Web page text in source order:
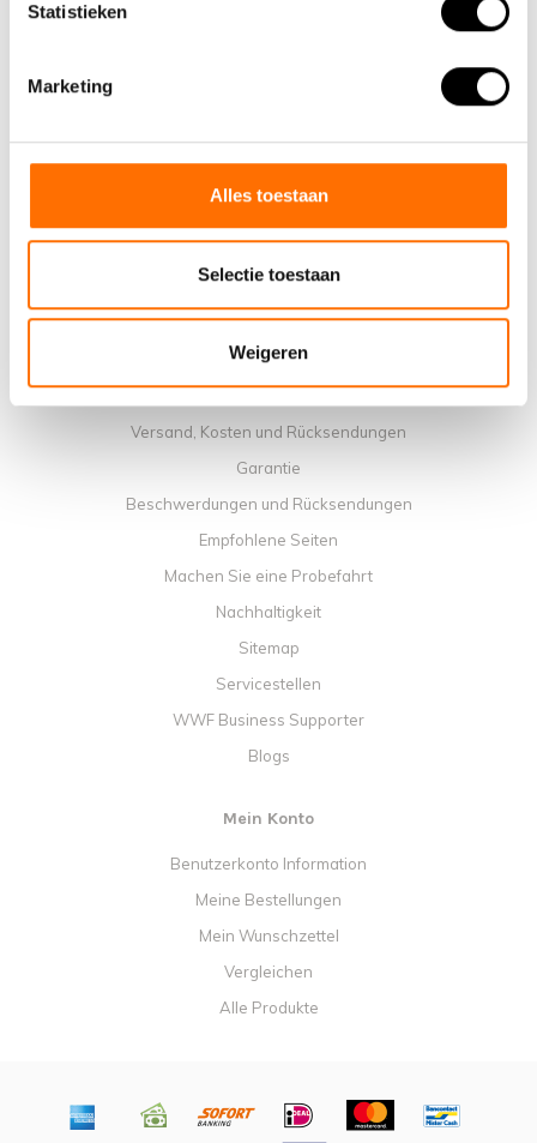
Statistieken
Marketing
Alles toestaan
Selectie toestaan
Weigeren
Warum ein elektrisches Faltrad von Lacros wählen
Verkaufsstellen
Lehrvideos
Allgemeine Geschäftbedingungen
Datenschutzrichtlinie
Versand, Kosten und Rücksendungen
Garantie
Beschwerdungen und Rücksendungen
Empfohlene Seiten
Machen Sie eine Probefahrt
Nachhaltigkeit
Sitemap
Servicestellen
WWF Business Supporter
Blogs
Mein Konto
Benutzerkonto Information
Meine Bestellungen
Mein Wunschzettel
Vergleichen
Alle Produkte